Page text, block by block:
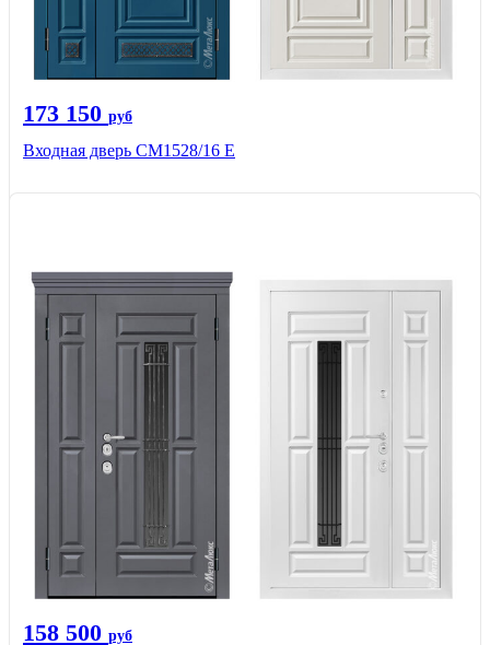
173 150 руб
Входная дверь СМ1528/16 Е
158 500 руб